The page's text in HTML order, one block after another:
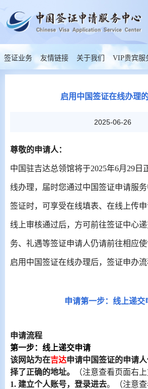
签证业务 友情链接 关于我们 VIP贵宾服
启用中国签证在线办理
2025-06-26
尊敬的申请人：
中国驻吉达总领馆将于2025年6月 29 日
线办理，届时您通过中国签证申请服
签证时，可享受在线填表、在线上传
线上审核通过后，方可前往签证中心
务、礼遇等签证申请人仍请前往相应使
启用中国签证在线办理后，签证申办流
申请第一步：线上递交
申请流程
第一步：线上递交申请
该网站为在吉达申请中国签证的申请
择了正确的地址。
（注意查看页面右上
1. 建立个人账号，登录进去。（注意查